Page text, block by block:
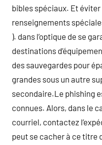
bibles spéciaux. Et
renseignements
). dans l’optique de se
destinations
des sauvegardes pour
grandes sous un autre
secondaire.Le phishing
connues. Alors, dans le
courriel, contactez
peut se cacher à ce titre